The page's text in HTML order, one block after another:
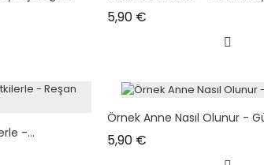
5,90 €
-...
Örnek Anne Nasıl Olunur -
5,90 €